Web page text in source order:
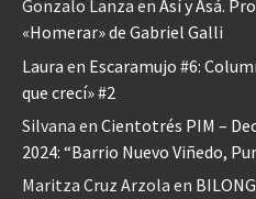
Gonzalo Lanza en Así y Asá.
«Homerar» de Gabriel Galli
Laura en Escaramujo #6:
que crecí» #2
Silvana en Cientotrés PIM –
2024: “Barrio Nuevo Viñedo,
Maritza Cruz Arzola en